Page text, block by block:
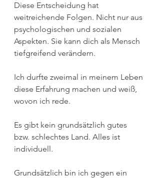
Diese Entscheidung hat
weitreichende Folgen. Nicht nur aus
psychologischen und sozialen
Aspekten. Sie kann dich als Mensch
tiefgreifend verändern.
Ich durfte zweimal in meinem Leben
diese Erfahrung machen und weiß,
wovon ich rede.
Es gibt kein grundsätzlich gutes
bzw. schlechtes Land. Alles ist
individuell.
Grundsätzlich bin ich gegen ein